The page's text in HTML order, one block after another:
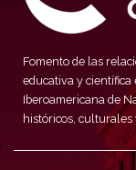
Fomento de las
educativa y científica
Iberoamericana de
históricos, culturales